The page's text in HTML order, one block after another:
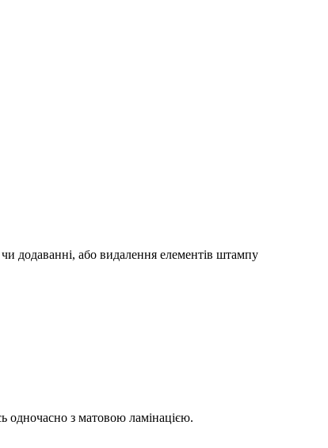
додаванні, або видалення елементів штампу
одночасно з матовою ламінацією.